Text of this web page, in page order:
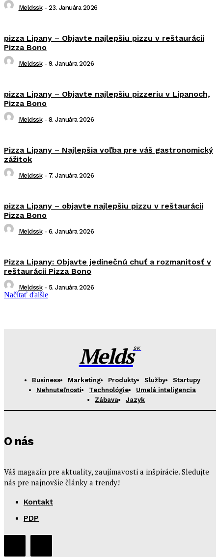
Meldssk - 23. Januára 2026
pizza Lipany – Objavte najlepšiu pizzu v reštaurácii
Pizza Bono
Meldssk - 9. Januára 2026
pizza Lipany – Objavte najlepšiu pizzeriu v Lipanoch,
Pizza Bono
Meldssk - 8. Januára 2026
Pizza Lipany – Najlepšia voľba pre váš gastronomický
zážitok
Meldssk - 7. Januára 2026
pizza Lipany – objavte najlepšiu pizzu v reštaurácii
Pizza Bono
Meldssk - 6. Januára 2026
Pizza Lipany: Objavte jedinečnú chuť a rozmanitosť v
reštaurácii Pizza Bono
Meldssk - 5. Januára 2026
Načítať ďalšie
MeldsSK
Business Marketing Produkty Služby
Startupy
Nehnuteľnosti
Technológie
Umelá inteligencia
Zábava
Jazyk
O nás
Váš magazín pre aktuality, zaujímavosti a inšpirácie. Sledujte
nás pre najnovšie články a trendy!
Kontakt
PDP